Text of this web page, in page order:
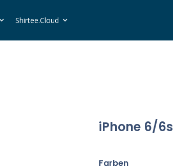
Shirtee.Cloud
iPhone 6/
Farben